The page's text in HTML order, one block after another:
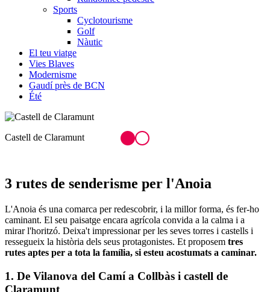
Sports
Cyclotourisme
Golf
Nàutic
El teu viatge
Vies Blaves
Modernisme
Gaudí près de BCN
Été
Ruta per Mediona
3 rutes de senderisme per l'Anoia
L'Anoia és una comarca per redescobrir, i la millor forma, és fer-ho
caminant. El seu paisatge encara agrícola convida a la calma i a
mirar l'horitzó. Deixa't impressionar per les seves torres i castells i
ressegueix la història dels seus protagonistes. Et proposem tres
rutes aptes per a tota la família, si esteu acostumats a caminar.
1. De Vilanova del Camí a Collbàs i castell de
Claramunt